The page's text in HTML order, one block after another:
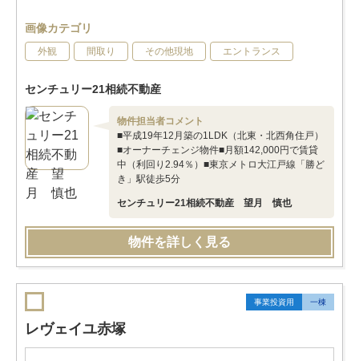
画像カテゴリ
外観 間取り その他現地 エントランス
センチュリー21相続不動産
物件担当者コメント
■平成19年12月築の1LDK（北東・北西角住戸）
■オーナーチェンジ物件■月額142,000円で賃貸
中（利回り2.94％）■東京メトロ大江戸線「勝ど
き」駅徒歩5分
センチュリー21相続不動産 望月 慎也
物件を詳しく見る
事業投資用 一棟
レヴェイユ赤塚